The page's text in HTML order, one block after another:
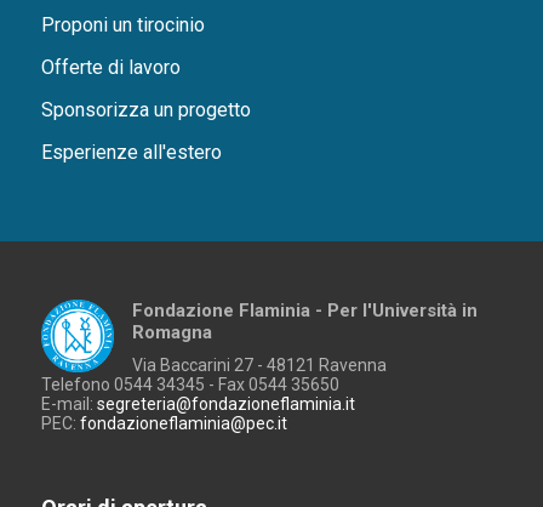
Proponi un tirocinio
Offerte di lavoro
Sponsorizza un progetto
Esperienze all'estero
Fondazione Flaminia - Per l'Università in
Romagna
Via Baccarini 27 - 48121 Ravenna
Telefono 0544 34345 - Fax 0544 35650
E-mail:segreteria@fondazioneflaminia.it
PEC:fondazioneflaminia@pec.it